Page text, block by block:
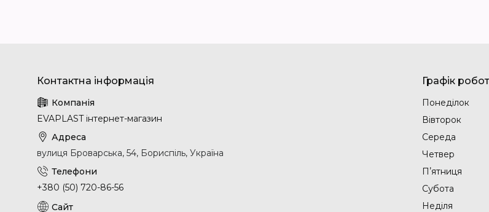
EVAPLAST інтернет-магазин
вулиця Броварська, 54, Бориспіль, Україна
+380 (50) 720-86-56
Графік
Понеділок
Вівторок
Середа
Четвер
Пʼятниця
Субота
Неділя